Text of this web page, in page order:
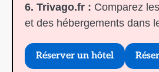
6. Trivago.fr : Comparez
et des hébergements dans
Réserver un hôtel